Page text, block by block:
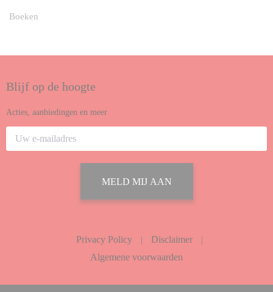
Boeken
Blijf op de hoogte
Acties, aanbiedingen en meer
MELD MIJ AAN
Privacy Policy Disclaimer
Algemene voorwaarden